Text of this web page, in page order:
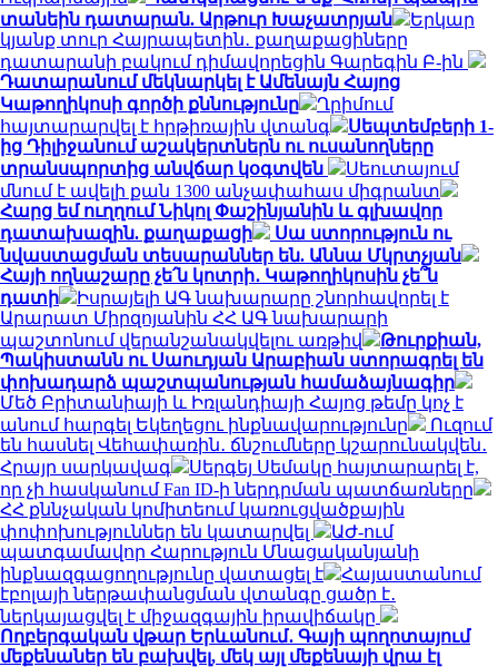
տանեին դատարան. Արթուր Խաչատրյան
Երկար
կյանք տուր Հայրապետին․ քաղաքացիները
դատարանի բակում դիմավորեցին Գարեգին Բ-ին
Դատարանում մեկնարկել է Ամենայն Հայոց
Կաթողիկոսի գործի քննությունը
Ղրիմում
հայտարարվել է հրթիռային վտանգ
Սեպտեմբերի 1-
ից Դիլիջանում աշակերտներն ու ուսանողները
տրանսպորտից անվճար կօգտվեն
Սեուտայում
մնում է ավելի քան 1300 անչափահաս միգրանտ
Հարց եմ ուղղում Նիկոլ Փաշինյանին և գլխավոր
դատախազին. քաղաքացի
Սա ստորություն ու
նվաստացման տեսարաններ են. Աննա Մկրտչյան
Հայի ողնաշարը չե՛ն կոտրի․ Կաթողիկոսին չե՞ն
դատի
Իսրայելի ԱԳ նախարարը շնորհավորել է
Արարատ Միրզոյանին ՀՀ ԱԳ նախարարի
պաշտոնում վերանշանակվելու առթիվ
Թուրքիան,
Պակիստանն ու Սաուդյան Արաբիան ստորագրել են
փոխադարձ պաշտպանության համաձայնագիր
Մեծ Բրիտանիայի և Իռլանդիայի Հայոց թեմը կոչ է
անում հարգել Եկեղեցու ինքնավարությունը
Ուզում
են հասնել Վեհափառին․ ճնշումները կշարունակվեն․
Հրայր սարկավագ
Սերգեյ Սեմակը հայտարարել է,
որ չի հասկանում Fan ID-ի ներդրման պատճառները
ՀՀ քննչական կոմիտեում կառուցվածքային
փոփոխություններ են կատարվել
ԱԺ-ում
պատգամավոր Հարություն Մնացականյանի
ինքնազգացողությունը վատացել է
Հայաստանում
էբոլայի ներթափանցման վտանգը ցածր է․
ներկայացվել է միջազգային իրավիճակը
Ողբերգական վթար Երևանում․ Գայի պողոտայում
մեքենաներ են բախվել, մեկ այլ մեքենայի վրա էլ